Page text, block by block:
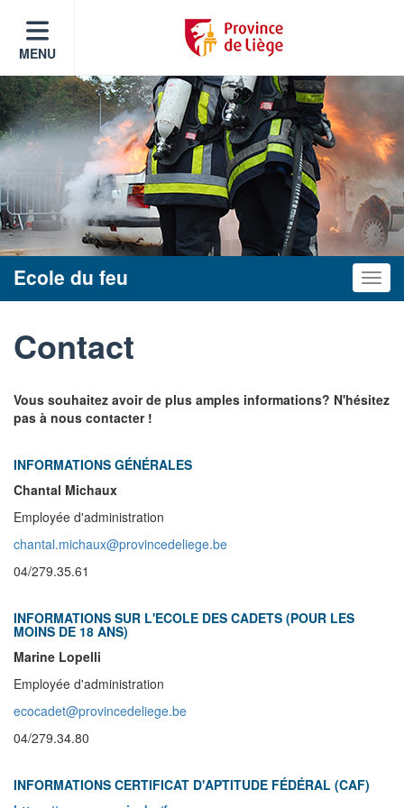
MENU
Ecole du feu
Contact
Vous souhaitez avoir de plus amples informations? N'hésitez
pas à nous contacter !
INFORMATIONS GÉNÉRALES
Chantal Michaux
Employée d'administration
chantal.michaux@provincedeliege.be
04/279.35.61
INFORMATIONS SUR L'ECOLE DES CADETS (POUR LES
MOINS DE 18 ANS)
Marine Lopelli
Employée d'administration
ecocadet@provincedeliege.be
04/279.34.80
INFORMATIONS CERTIFICAT D'APTITUDE FÉDÉRAL (CAF)